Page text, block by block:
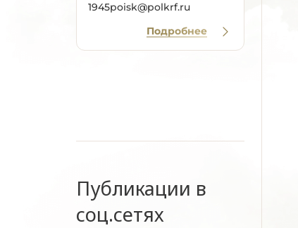
1945poisk@polkrf.ru
Подробнее
Публикации в
соц.сетях